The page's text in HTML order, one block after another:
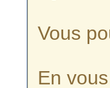
Vous
En